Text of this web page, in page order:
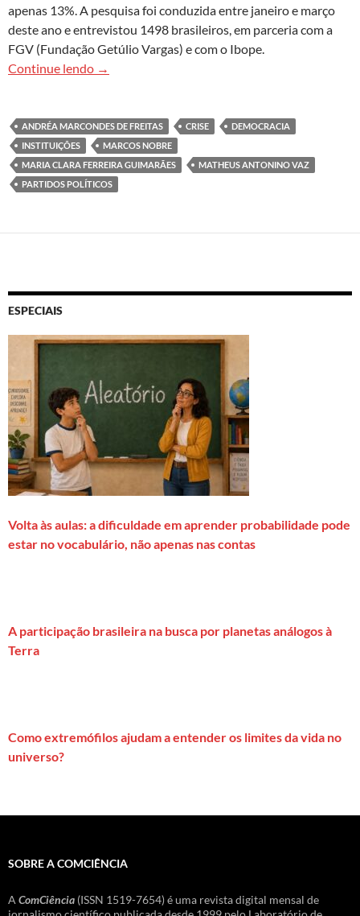
apenas 13%. A pesquisa foi conduzida entre janeiro e março
deste ano e entrevistou 1498 brasileiros, em parceria com a
FGV (Fundação Getúlio Vargas) e com o Ibope.
Continue lendo
Falta de confiança na democracia enfraquece
→
ANDRÉA MARCONDES DE FREITAS CRISE
DEMOCRACIA
INSTITUIÇÕES
MARCOS NOBRE
MARIA CLARA FERREIRA GUIMARÃES
MATHEUS ANTONINO VAZ
PARTIDOS POLÍTICOS
ESPECIAIS
Volta às aulas: a dificuldade em aprender probabilidade pode
estar no vocabulário, não apenas nas contas
A participação brasileira na busca por planetas análogos à
Terra
Como extremófilos ajudam a entender os limites da vida no
universo?
SOBRE A COMCIÊNCIA
A ComCiência (ISSN 1519-7654) é uma revista digital mensal de